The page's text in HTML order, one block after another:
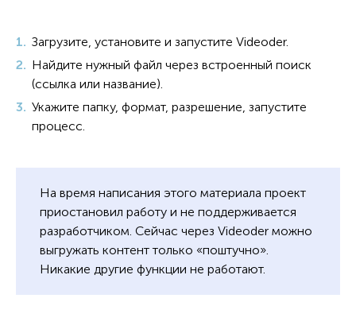
Загрузите, установите и запустите Videoder.
Найдите нужный файл через встроенный поиск
(ссылка или название).
Укажите папку, формат, разрешение, запустите
процесс.
На время написания этого материала проект
приостановил работу и не поддерживается
разработчиком. Сейчас через Videoder можно
выгружать контент только «поштучно».
Никакие другие функции не работают.